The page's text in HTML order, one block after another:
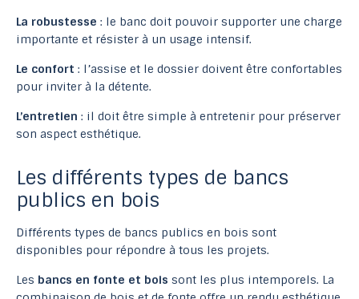
La robustesse : le banc doit pouvoir supporter une charge
importante et résister à un usage intensif.
Le confort : l’assise et le dossier doivent être confortables
pour inviter à la détente.
L’entretien : il doit être simple à entretenir pour préserver
son aspect esthétique.
Les différents types de bancs
publics en bois
Différents types de bancs publics en bois sont
disponibles pour répondre à tous les projets.
Les bancs en fonte et bois sont les plus intemporels. La